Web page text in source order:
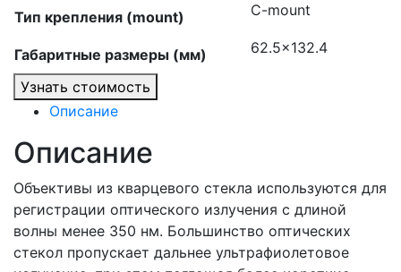
Тип крепления (mount) C-mount
Габаритные размеры (мм) 62.5×132.4
Узнать стоимость
Описание
Описание
Объективы из кварцевого стекла используются для
регистрации оптического излучения с длиной
волны менее 350 нм. Большинство оптических
стекол пропускает дальнее ультрафиолетовое